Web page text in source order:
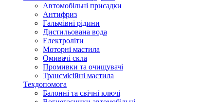
Автомобільні присадки
Антифриз
Гальмівні рідини
Дистильована вода
Електроліти
Моторні мастила
Омивачі скла
Промивки та очищувачі
Трансмісійні мастила
Техдопомога
Балонні та свічні ключі